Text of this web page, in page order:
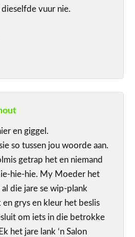
vuur nie.
en giggel.
so tussen jou woorde aan.
getrap het en niemand
hie-hie. My Moeder het
die jare se wip-plank
grys en kleur het beslis
om iets in die betrokke
het jare lank ‘n Salon